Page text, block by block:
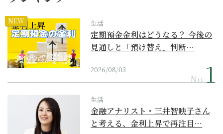
NEW 生活
定期預金金利はどうなる？ 今後の
見通しと「預け替え」判断…
2026/08/03
No.
生活
金融アナリスト・三井智映子さん
と考える、金利上昇で再注目…